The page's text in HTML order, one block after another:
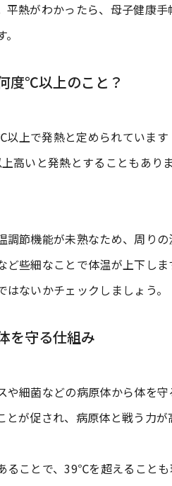
平熱がわかったら、母子健康
度℃以上のこと？
上で発熱と定められていま
高いと発熱とすることもあり
調節機能が未熟なため、周り
ど些細なことで体温が上下し
ないかチェックしましょう。
を守る仕組み
や細菌などの病原体から体を
が促され、病原体と戦う力が
ることで、39℃を超えること